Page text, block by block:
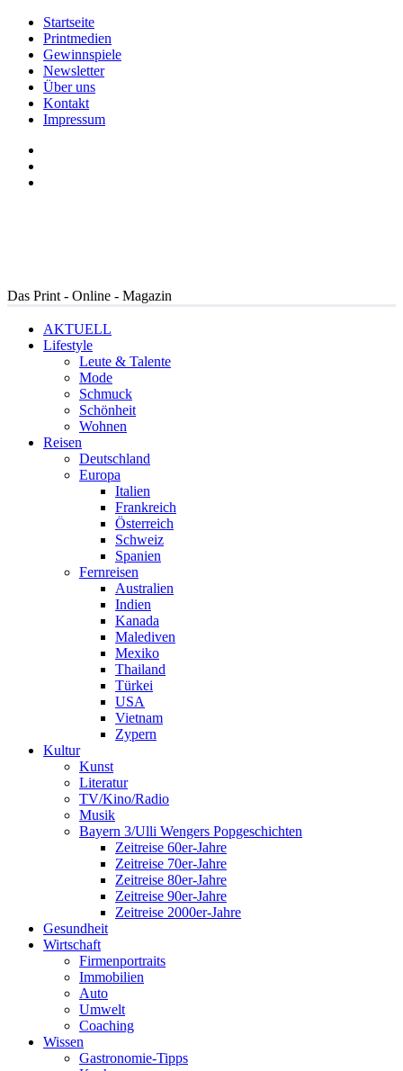
Startseite
Printmedien
Gewinnspiele
Newsletter
Über uns
Kontakt
Impressum
Das Print - Online - Magazin
AKTUELL
Lifestyle
Leute & Talente
Mode
Schmuck
Schönheit
Wohnen
Reisen
Deutschland
Europa
Italien
Frankreich
Österreich
Schweiz
Spanien
Fernreisen
Australien
Indien
Kanada
Malediven
Mexiko
Thailand
Türkei
USA
Vietnam
Zypern
Kultur
Kunst
Literatur
TV/Kino/Radio
Musik
Bayern 3/Ulli Wengers Popgeschichten
Zeitreise 60er-Jahre
Zeitreise 70er-Jahre
Zeitreise 80er-Jahre
Zeitreise 90er-Jahre
Zeitreise 2000er-Jahre
Gesundheit
Wirtschaft
Firmenportraits
Immobilien
Auto
Umwelt
Coaching
Wissen
Gastronomie-Tipps